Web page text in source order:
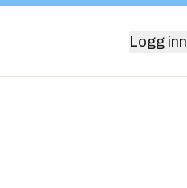
Logg inn